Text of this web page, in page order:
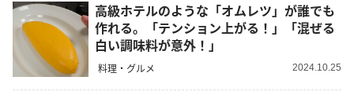
高級ホテルのような「オムレツ」が誰でも
作れる。「テンション上がる！」「混ぜる
白い調味料が意外！」
料理・グルメ 2024.10.25